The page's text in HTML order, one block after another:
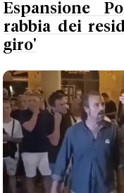
Espansione
rabbia dei
giro'